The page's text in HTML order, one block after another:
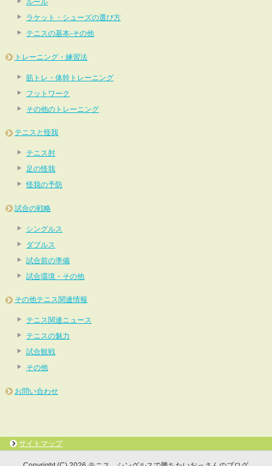
ルール
ラケット・シューズの選び方
テニスの基本-その他
トレーニング・練習法
筋トレ・体幹トレーニング
フットワーク
その他のトレーニング
テニスと怪我
テニス肘
足の怪我
怪我の予防
試合の戦略
シングルス
ダブルス
試合前の準備
試合環境・その他
その他テニス関連情報
テニス関連ニュース
テニスの魅力
試合観戦
その他
お問い合わせ
サイトマップ